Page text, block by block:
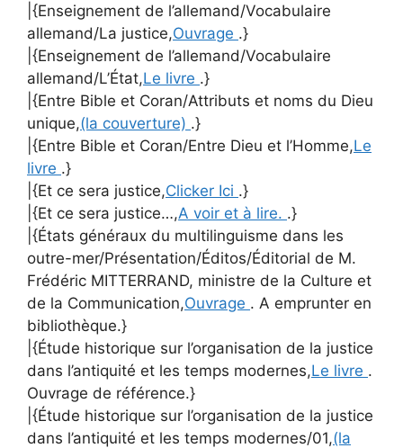
|{Enseignement de l’allemand/Vocabulaire
allemand/La justice,Ouvrage .}
|{Enseignement de l’allemand/Vocabulaire
allemand/L’État,Le livre .}
|{Entre Bible et Coran/Attributs et noms du Dieu
unique,(la couverture) .}
|{Entre Bible et Coran/Entre Dieu et l’Homme,Le
livre .}
|{Et ce sera justice,Clicker Ici .}
|{Et ce sera justice…,A voir et à lire. .}
|{États généraux du multilinguisme dans les
outre-mer/Présentation/Éditos/Éditorial de M.
Frédéric MITTERRAND, ministre de la Culture et
de la Communication,Ouvrage . A emprunter en
bibliothèque.}
|{Étude historique sur l’organisation de la justice
dans l’antiquité et les temps modernes,Le livre .
Ouvrage de référence.}
|{Étude historique sur l’organisation de la justice
dans l’antiquité et les temps modernes/01,(la